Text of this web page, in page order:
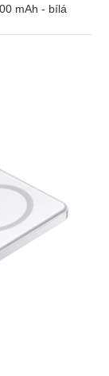
mAh - bílá